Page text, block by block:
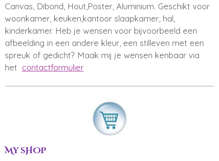
Canvas, Dibond, Hout,Poster, Aluminium. Geschikt voor
woonkamer, keuken,kantoor slaapkamer, hal,
kinderkamer. Heb je wensen voor bijvoorbeeld een
afbeelding in een andere kleur, een stilleven met een
spreuk of gedicht? Maak mij je wensen kenbaar via
het contactformulier
My sHOP